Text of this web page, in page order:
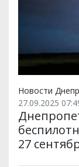
Новости
27.09.2025
27